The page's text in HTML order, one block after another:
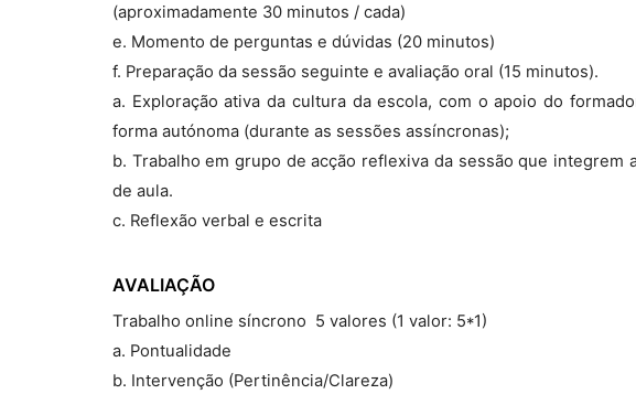
(aproximadamente 30 minutos / cada)
e. Momento de perguntas e dúvidas (20 minutos)
f. Preparação da sessão seguinte e avaliação oral (15 minutos).
a. Exploração ativa da cultura da escola, com o apoio do
forma autónoma (durante as sessões assíncronas);
b. Trabalho em grupo de acção reflexiva da sessão que integrem
de aula.
c. Reflexão verbal e escrita
AVALIAÇÃO
Trabalho online síncrono  5 valores (1 valor: 5*1)
a. Pontualidade
b. Intervenção (Pertinência/Clareza)